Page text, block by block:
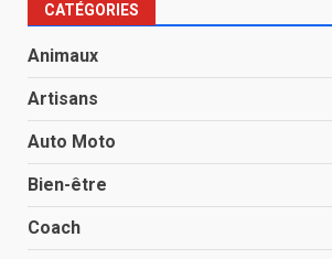
CATÉGORIES
Animaux
Artisans
Auto Moto
Bien-être
Coach